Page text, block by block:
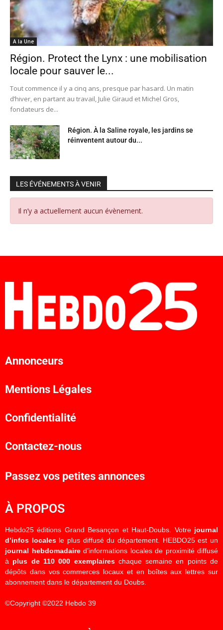
A la Une
Région. Protect the Lynx : une mobilisation
locale pour sauver le...
Tout commence il y a cinq ans, presque par hasard. Un matin
d’hiver, en partant au travail, Julie Giraud et Michel Gros,
fondateurs de...
Région. À la Saline royale, les jardins se
réinventent autour du...
LES ÉVÉNEMENTS À VENIR
Il n’y a actuellement aucun évènement.
Annonceurs
Mentions Légales
Confidentialité
Contactez-nous
Passez vos petites annonces
À PROPOS
Hebdo25 éditions Grand Besançon et Haut-Doubs. Votre journal
d’infos localesle plus diffusé du département. HEBDO25 est un
journal hebdomadaired’informations locales de proximité diffusé
à plus de 110 000 exemplaireschaque semaine en points de
dépôts dans vos commerces locaux et en boîtes aux lettres sur
abonnement dans le département du Doubs.
©Copyright ©2022 Hebdo 39